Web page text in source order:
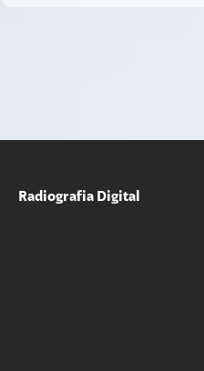
Radiografia Digital